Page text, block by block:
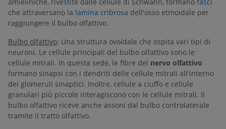
che attraversano la lamina cribrosa dell'osso etmoidale per
raggiungere il bulbo olfattivo.
Bulbo olfattivo: Una struttura ovoidale che ospita vari tipi di
neuroni. Le cellule principali del bulbo olfattivo sono le
cellule mitrali. In questa sede, le fibre del nervo olfattivo
formano sinapsi con i dendriti delle cellule mitrali all'interno
dei glomeruli sinaptici. Inoltre, cellule a ciuffo e cellule
granulari più piccole interagiscono con le cellule mitrali. Il
bulbo olfattivo riceve anche assoni dal bulbo controlaterale
tramite il tratto olfattivo.